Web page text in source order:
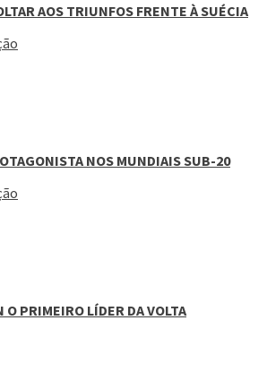
AOS TRIUNFOS FRENTE À SUÉCIA
NOS MUNDIAIS SUB-20
PRIMEIRO LÍDER DA VOLTA